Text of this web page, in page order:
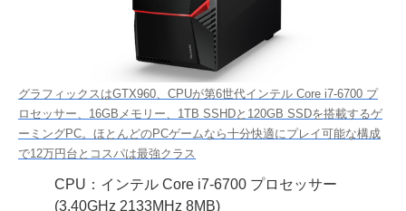
グラフィックスはGTX960、CPUが第6世代インテル Core i7-6700 プ
ロセッサー、16GBメモリー、1TB SSHDと120GB SSDを搭載するゲ
ーミングPC。ほとんどのPCゲームなら十分快適にプレイ可能な構成
で12万円台とコスパは最強クラス
CPU：インテル Core i7-6700 プロセッサー
(3.40GHz 2133MHz 8MB)